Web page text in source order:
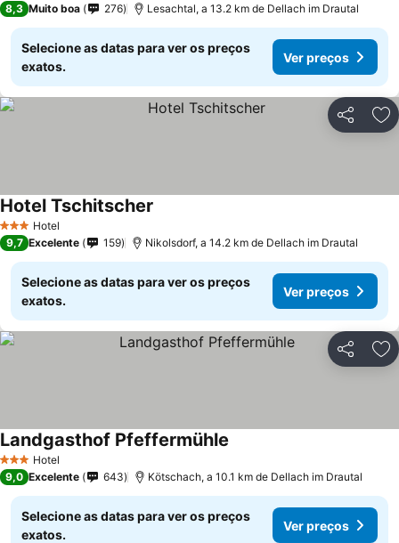
8,3 Muito boa 276 Lesachtal, a 13.2 km de Dellach im Drautal
Selecione as datas para ver os preços
exatos.
Ver preços
Partilhar
3 EstrelasHotel
Hotel Tschitscher
9,7 Excelente 159 Nikolsdorf, a 14.2 km de Dellach im Drautal
Selecione as datas para ver os preços
exatos.
Ver preços
Partilhar
3 EstrelasHotel
Landgasthof Pfeffermühle
9,0 Excelente 643 Kötschach, a 10.1 km de Dellach im Drautal
Selecione as datas para ver os preços
exatos.
Ver preços